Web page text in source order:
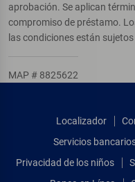
aprobación. Se aplican
compromiso de préstamo.
las condiciones están
MAP # 8825622
Localizador
Servicios
Privacidad de los niños